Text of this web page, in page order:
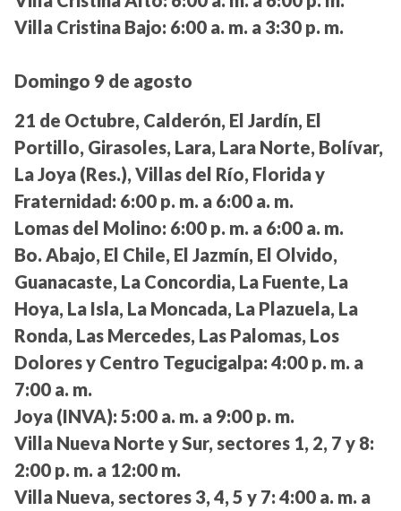
Villa Cristina Bajo: 6:00 a. m. a 3:30 p. m.
Domingo 9 de agosto
21 de Octubre, Calderón, El Jardín, El
Portillo, Girasoles, Lara, Lara Norte, Bolívar,
La Joya (Res.), Villas del Río, Florida y
Fraternidad: 6:00 p. m. a 6:00 a. m.
Lomas del Molino: 6:00 p. m. a 6:00 a. m.
Bo. Abajo, El Chile, El Jazmín, El Olvido,
Guanacaste, La Concordia, La Fuente, La
Hoya, La Isla, La Moncada, La Plazuela, La
Ronda, Las Mercedes, Las Palomas, Los
Dolores y Centro Tegucigalpa: 4:00 p. m. a
7:00 a. m.
Joya (INVA): 5:00 a. m. a 9:00 p. m.
Villa Nueva Norte y Sur, sectores 1, 2, 7 y 8:
2:00 p. m. a 12:00 m.
Villa Nueva, sectores 3, 4, 5 y 7: 4:00 a. m. a